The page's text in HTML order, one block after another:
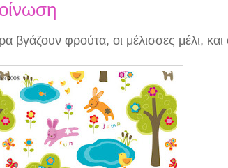
βγάζουν φρούτα, οι μέλισσες μέλι,